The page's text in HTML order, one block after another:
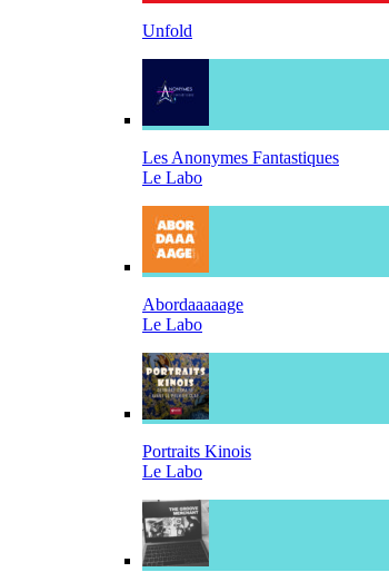
Unfold
Les Anonymes Fantastiques
Le Labo
Abordaaaaage
Le Labo
Portraits Kinois
Le Labo